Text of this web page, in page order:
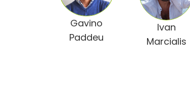
Gavino
Paddeu
Ivan
Marcialis